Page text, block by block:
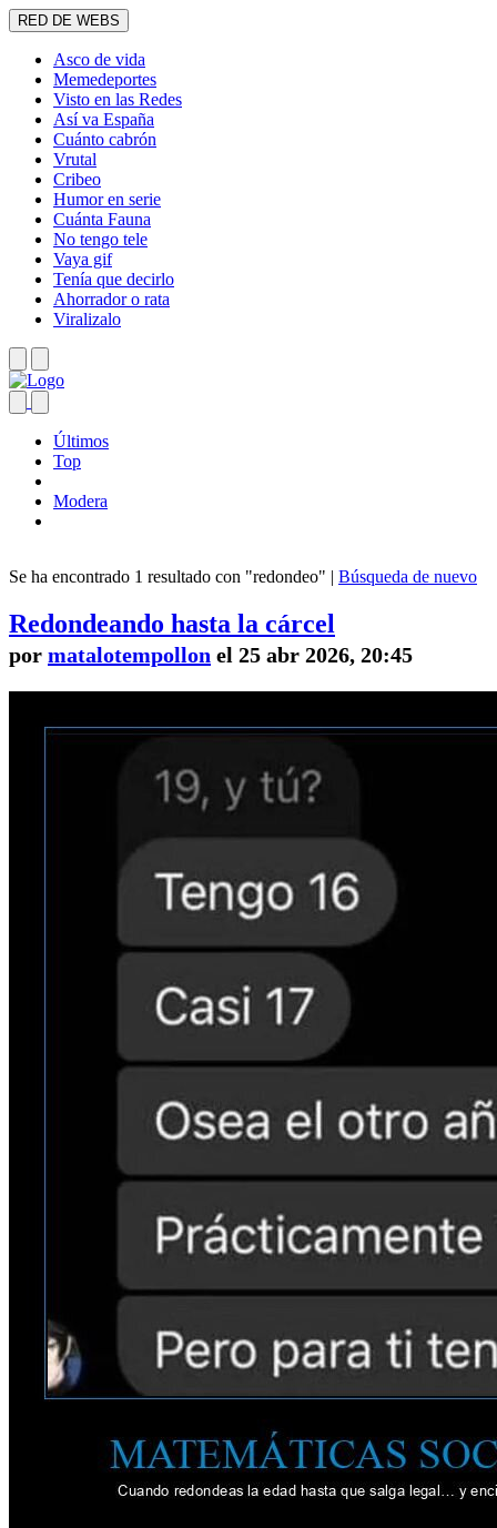
RED DE WEBS
Asco de vida
Memedeportes
Visto en las Redes
Así va España
Cuánto cabrón
Vrutal
Cribeo
Humor en serie
Cuánta Fauna
No tengo tele
Vaya gif
Tenía que decirlo
Ahorrador o rata
Viralizalo
Últimos
Top
Modera
Se ha encontrado 1 resultado con "redondeo" | Búsqueda de nuevo
Redondeando hasta la cárcel
por matalotempollon el 25 abr 2026, 20:45